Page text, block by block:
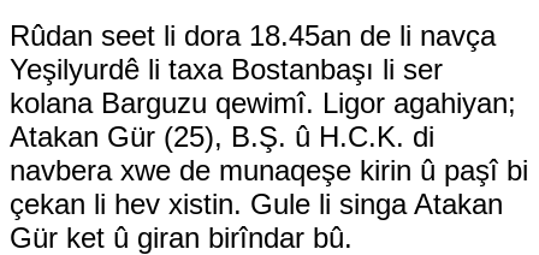
Rûdan seet li dora 18.45an de li navça
Yeşilyurdê li taxa Bostanbaşı li ser
kolana Barguzu qewimî. Ligor agahiyan;
Atakan Gür (25), B.Ş. û H.C.K. di
navbera xwe de munaqeşe kirin û paşî bi
çekan li hev xistin. Gule li singa Atakan
Gür ket û giran birîndar bû.